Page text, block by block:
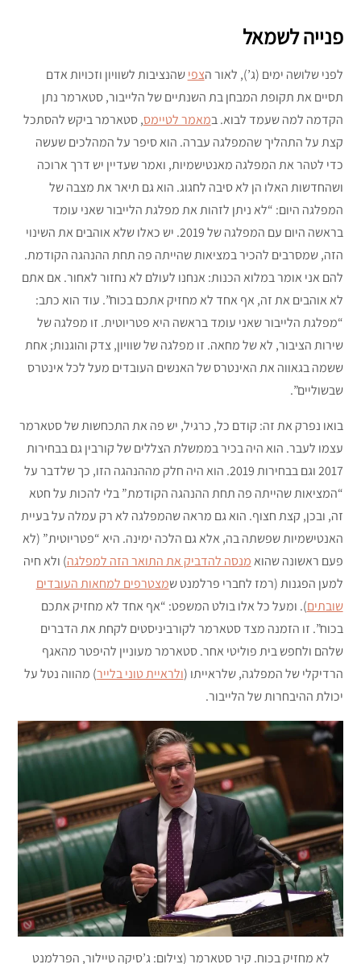
פנייה לשמאל
לפני שלושה ימים (ג’), לאור הצפישהנציבות לשוויון וזכויות אדם
תסיים את תקופת המבחן בת השנתיים של הלייבור, סטארמר נתן
הקדמה למה שעמד לבוא. במאמר לטיימס, סטארמר ביקש להסתכל
קצת על התהליך שהמפלגה עברה. הוא סיפר על המהלכים שעשה
כדי לטהר את המפלגה מאנטישמיות, ואמר שעדיין יש דרך ארוכה
ושהחדשות האלו הן לא סיבה לחגוג. הוא גם תיאר את מצבה של
המפלגה היום: “לא ניתן לזהות את מפלגת הלייבור שאני עומד
בראשה היום עם המפלגה של 2019. יש כאלו שלא אוהבים את השינוי
הזה, שמסרבים להכיר במציאות שהייתה פה תחת ההנהגה הקודמת.
להם אני אומר במלוא הכנות: אנחנו לעולם לא נחזור לאחור. אם אתם
לא אוהבים את זה, אף אחד לא מחזיק אתכם בכוח”. עוד הוא כתב:
“מפלגת הלייבור שאני עומד בראשה היא פטריוטית. זו מפלגה של
שירות הציבור, לא של מחאה. זו מפלגה של שוויון, צדק והוגנות; אחת
ששמה בגאווה את האינטרס של האנשים העובדים מעל לכל אינטרס
שבשוליים”.
בואו נפרק את זה: קודם כל, כרגיל, יש פה את התכחשות של סטארמר
עצמו לעבר. הוא היה בכיר בממשלת הצללים של קורבין גם בבחירות
2017 וגם בבחירות 2019. הוא היה חלק מההנהגה הזו, כך שלדבר על
“המציאות שהייתה פה תחת ההנהגה הקודמת” בלי להכות על חטא
זה, ובכן, קצת חצוף. הוא גם מראה שהמפלגה לא רק עמלה על בעיית
האנטישמיות שפשתה בה, אלא גם הלכה ימינה. היא “פטריוטית” (לא
פעם ראשונה שהואמנסה להדביק את התואר הזה למפלגה) ולא חיה
למען הפגנות (רמז לחברי פרלמנט שמצטרפים למחאות העובדים
שובתים). ומעל כל אלו בולט המשפט: “אף אחד לא מחזיק אתכם
בכוח”. זו הזמנה מצד סטארמר לקורביניסטים לקחת את הדברים
שלהם ולחפש בית פוליטי אחר. סטארמר מעוניין להיפטר מהאגף
הרדיקלי של המפלגה, שלראייתו (ולראיית טוני בלייר) מהווה נטל על
יכולת ההיבחרות של הלייבור.
לא מחזיק בכוח. קיר סטארמר (צילום: ג’סיקה טיילור, הפרלמנט